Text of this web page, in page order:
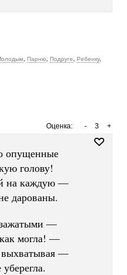
Парню Подруге Ребенку,
Оценка: +
3
-
опущенные
голову!
на каждую —
дарованы.
—
могла! —
—